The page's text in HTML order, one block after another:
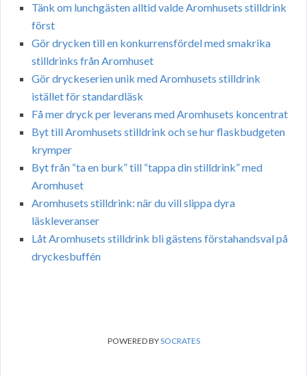
Tänk om lunchgästen alltid valde Aromhusets stilldrink
först
Gör drycken till en konkurrensfördel med smakrika
stilldrinks från Aromhuset
Gör dryckeserien unik med Aromhusets stilldrink
istället för standardläsk
Få mer dryck per leverans med Aromhusets koncentrat
Byt till Aromhusets stilldrink och se hur flaskbudgeten
krymper
Byt från “ta en burk” till “tappa din stilldrink” med
Aromhuset
Aromhusets stilldrink: när du vill slippa dyra
läskleveranser
Låt Aromhusets stilldrink bli gästens förstahandsval på
dryckesbuffén
POWERED BYSOCRATES